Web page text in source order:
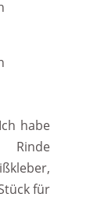
habe
für